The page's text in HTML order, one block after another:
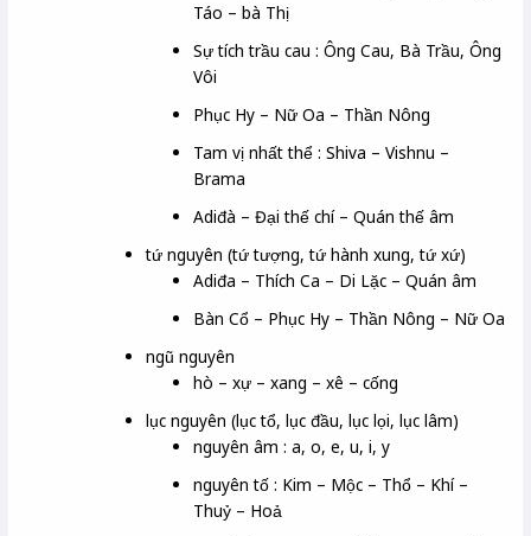
Táo – bà Thị
Sự tích trầu cau : Ông Cau, Bà Trầu, Ông
Vôi
Phục Hy – Nữ Oa – Thần Nông
Tam vị nhất thể : Shiva – Vishnu –
Brama
Adiđà – Đại thế chí – Quán thế âm
tứ nguyên (tứ tượng, tứ hành xung, tứ xứ)
Adiđa – Thích Ca – Di Lặc – Quán âm
Bàn Cổ – Phục Hy – Thần Nông – Nữ Oa
ngũ nguyên
hò – xự – xang – xê – cống
lục nguyên (lục tổ, lục đầu, lục lọi, lục lâm)
nguyên âm : a, o, e, u, i, y
nguyên tố : Kim – Mộc – Thổ – Khí –
Thuỷ – Hoả